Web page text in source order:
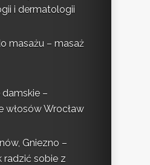
i dermatologii
masażu – masaż
–
włosów Wrocław
Gniezno –
radzić sobie z